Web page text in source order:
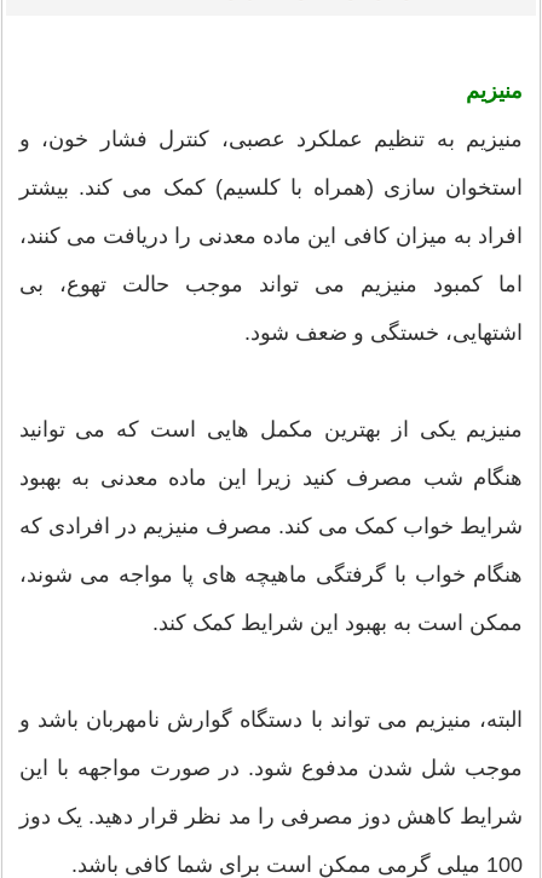
منیزیم
منیزیم به تنظیم عملکرد عصبی، کنترل فشار خون، و
استخوان سازی (همراه با کلسیم) کمک می کند. بیشتر
افراد به میزان کافی این ماده معدنی را دریافت می کنند،
اما کمبود منیزیم می تواند موجب حالت تهوع، بی
اشتهایی، خستگی و ضعف شود.
منیزیم یکی از بهترین مکمل هایی است که می توانید
هنگام شب مصرف کنید زیرا این ماده معدنی به بهبود
شرایط خواب کمک می کند. مصرف منیزیم در افرادی که
هنگام خواب با گرفتگی ماهیچه های پا مواجه می شوند،
ممکن است به بهبود این شرایط کمک کند.
البته، منیزیم می تواند با دستگاه گوارش نامهربان باشد و
موجب شل شدن مدفوع شود. در صورت مواجهه با این
شرایط کاهش دوز مصرفی را مد نظر قرار دهید. یک دوز
100 میلی گرمی ممکن است برای شما کافی باشد.